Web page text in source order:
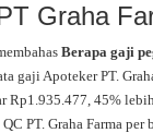
Graha
Berapa gaji
gaji Apoteker PT.
Rp1.935.477, 45%
PT. Graha Farma